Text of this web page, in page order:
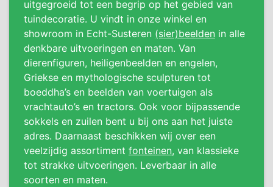
uitgegroeid tot een begrip op het gebied van
tuindecoratie. U vindt in onze winkel en
showroom in Echt-Susteren (sier)beelden in alle
denkbare uitvoeringen en maten. Van
dierenfiguren, heiligenbeelden en engelen,
Griekse en mythologische sculpturen tot
boeddha’s en beelden van voertuigen als
vrachtauto’s en tractors. Ook voor bijpassende
sokkels en zuilen bent u bij ons aan het juiste
adres. Daarnaast beschikken wij over een
veelzijdig assortiment fonteinen, van klassieke
tot strakke uitvoeringen. Leverbaar in alle
soorten en maten.